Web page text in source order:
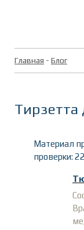
Главная - Блог
Тирзетта
Материал
проверки: